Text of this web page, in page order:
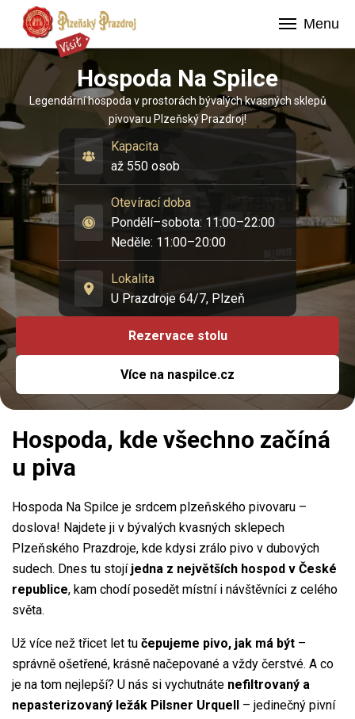
Menu
Hospoda Na Spilce
Legendární hospoda v prostorách bývalých kvasných sklepů
pivovaru Plzeňský Prazdroj!
Kapacita
až 550 osob
Otevírací doba
Pondělí–sobota: 11:00–22:00
Neděle: 11:00–20:00
Lokalita
U Prazdroje 64/7, Plzeň
Rezervace stolu
Více na naspilce.cz
Hospoda, kde všechno začíná
u piva
Hospoda Na Spilce je srdcem plzeňského pivovaru –
doslova! Najdete ji v bývalých kvasných sklepech
Plzeňského Prazdroje, kde kdysi zrálo pivo v dubových
sudech. Dnes tu stojíjedna z největších hospod v České
republice, kam chodí posedět místní i návštěvníci z celého
světa.
Už více než třicet let tu čepujeme pivo, jak má být –
správně ošetřené, krásně načepované a vždy čerstvé. A co
je na tom nejlepší? U nás si vychutnáte nefiltrovaný a
nepasterizovaný ležák Pilsner Urquell – jedinečný pivní